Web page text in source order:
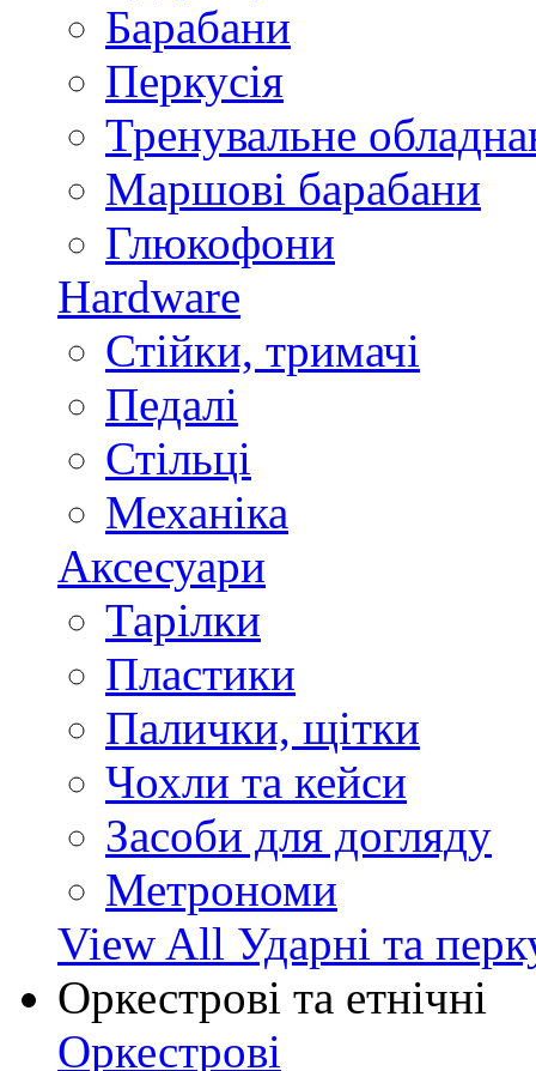
Барабани
Перкусія
Тренувальне
Маршові барабани
Глюкофони
Hardware
Стійки, тримачі
Педалі
Стільці
Механіка
Аксесуари
Тарілки
Пластики
Палички, щітки
Чохли та кейси
Засоби для догляду
Метрономи
View All Ударні та
Оркестрові та етнічні
Оркестрові